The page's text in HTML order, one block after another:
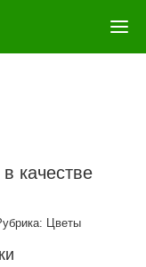
качестве
Цветы